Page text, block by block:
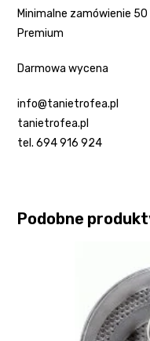
Minimalne zamówienie
Premium
Darmowa wycena
info@tanietrofea.pl
tanietrofea.pl
tel. 694 916 924
Podobne